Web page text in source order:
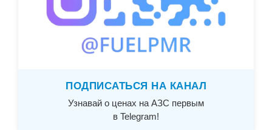
ПОДПИСАТЬСЯ НА КАНАЛ
Узнавай о ценах на АЗС первым
в Telegram!